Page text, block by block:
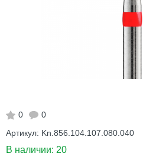
0
0
Артикул: Kn.856.104.107.080.040
В наличии: 20